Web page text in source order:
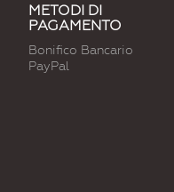
METODI DI
PAGAMENTO
Bonifico Bancario
PayPal